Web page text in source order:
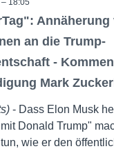
18:05
Annäherung
an die Trump-
-
Mark
- Dass Elon Musk
Donald Trump"
wie er den